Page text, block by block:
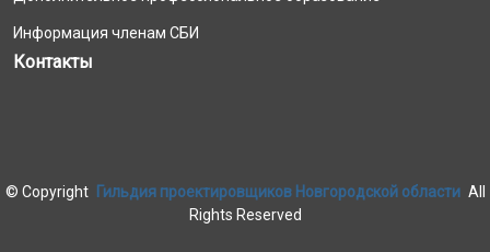
Информация членам СБИ
Контакты
© Copyright Гильдия проектировщиков Новгородской области All
Rights Reserved